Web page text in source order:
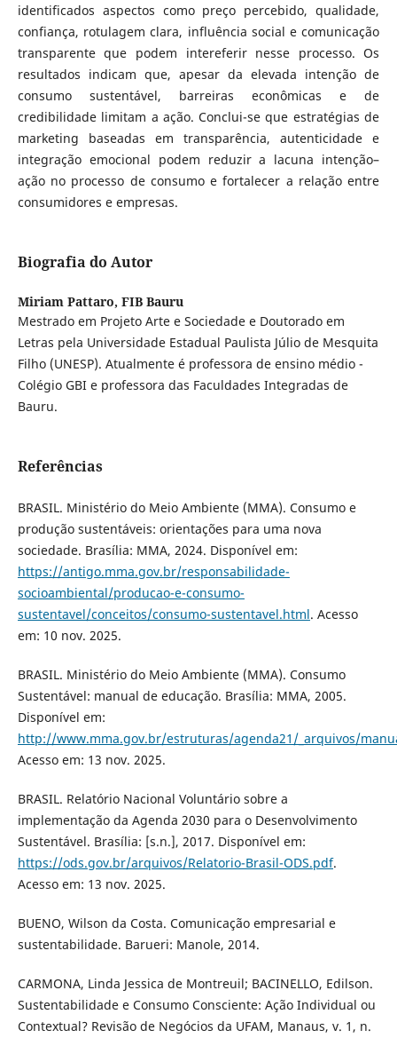
identificados aspectos como preço percebido, qualidade,
confiança, rotulagem clara, influência social e comunicação
transparente que podem intereferir nesse processo. Os
resultados indicam que, apesar da elevada intenção de
consumo sustentável, barreiras econômicas e de
credibilidade limitam a ação. Conclui-se que estratégias de
marketing baseadas em transparência, autenticidade e
integração emocional podem reduzir a lacuna intenção–
ação no processo de consumo e fortalecer a relação entre
consumidores e empresas.
Biografia do Autor
Miriam Pattaro, FIB Bauru
Mestrado em Projeto Arte e Sociedade e Doutorado em
Letras pela Universidade Estadual Paulista Júlio de Mesquita
Filho (UNESP). Atualmente é professora de ensino médio -
Colégio GBI e professora das Faculdades Integradas de
Bauru.
Referências
BRASIL. Ministério do Meio Ambiente (MMA). Consumo e
produção sustentáveis: orientações para uma nova
sociedade. Brasília: MMA, 2024. Disponível em:
https://antigo.mma.gov.br/responsabilidade-
socioambiental/producao-e-consumo-
sustentavel/conceitos/consumo-sustentavel.html. Acesso
em: 10 nov. 2025.
BRASIL. Ministério do Meio Ambiente (MMA). Consumo
Sustentável: manual de educação. Brasília: MMA, 2005.
Disponível em:
http://www.mma.gov.br/estruturas/agenda21/_arquivos/
Acesso em: 13 nov. 2025.
BRASIL. Relatório Nacional Voluntário sobre a
implementação da Agenda 2030 para o Desenvolvimento
Sustentável. Brasília: [s.n.], 2017. Disponível em:
https://ods.gov.br/arquivos/Relatorio-Brasil-ODS.pdf.
Acesso em: 13 nov. 2025.
BUENO, Wilson da Costa. Comunicação empresarial e
sustentabilidade. Barueri: Manole, 2014.
CARMONA, Linda Jessica de Montreuil; BACINELLO, Edilson.
Sustentabilidade e Consumo Consciente: Ação Individual ou
Contextual? Revisão de Negócios da UFAM, Manaus, v. 1, n.